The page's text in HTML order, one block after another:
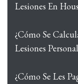
Lesiones En
¿Cómo Se
Lesiones
¿Cómo Se Les